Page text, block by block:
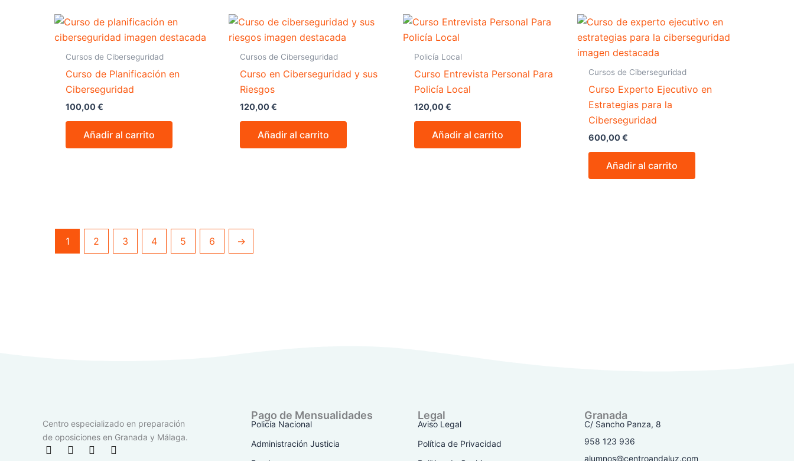
Cursos de Ciberseguridad
Curso de Planificación en
Ciberseguridad
100,00€
Añadir al carrito
Cursos de Ciberseguridad
Curso en Ciberseguridad y sus
Riesgos
120,00€
Añadir al carrito
Policía Local
Curso Entrevista Personal Para
Policía Local
120,00€
Añadir al carrito
Cursos de Ciberseguridad
Curso Experto Ejecutivo en
Estrategias para la
Ciberseguridad
600,00€
Añadir al carrito
1 2 3 4 5 6 →
Centro especializado en preparación
de oposiciones en Granada y Málaga.
F
I
T
Y
Pago de Mensualidades
Policía Nacional
Administración Justicia
Legal
Aviso Legal
Política de Privacidad
Granada
C/ Sancho Panza, 8
958 123 936
alumnos@centroandaluz.com